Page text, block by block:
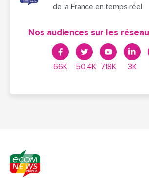
de la France en temps réel
Nos audiences sur les
66K 50,4K 7,18K 3K